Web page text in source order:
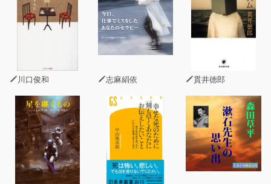
川口俊和 志麻絹依 貫井徳郎